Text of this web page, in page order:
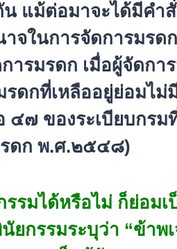
แม้ต่อมาจะได้มีคำ
จในการจัดการมรด
ารมรดก เมื่อผู้จัดกา
รดกที่เหลืออยู่ย่อมไม่
๗ ของระเบียบกรม
ดก พ.ศ.๒๕๔๘)
รรมได้หรือไม่ ก็ย่อม
กรรมระบุว่า “ข้าพ